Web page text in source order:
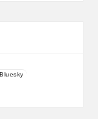
Bluesky